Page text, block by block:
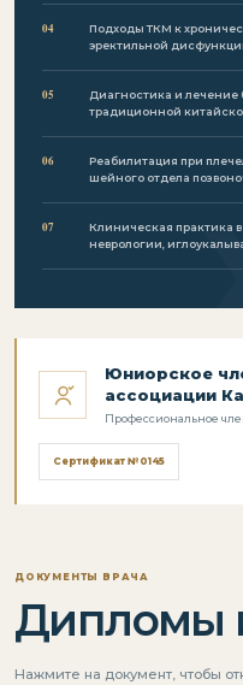
04
Подходы ТКМ к
эректильной
05
Диагностика и
традиционной
06
Реабилитация при
шейного отдела
07
Клиническая практика
неврологии,
Юниорское
ассоциации
Профессиональное
Сертификат №0145
ДОКУМЕНТЫ ВРАЧА
Дипломы
Нажмите на документ, чтобы